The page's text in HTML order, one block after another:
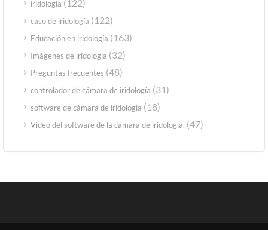
iridología (122)
caso de iridología (122)
Educación en iridología (163)
Imágenes de iridologia (32)
Preguntas frecuentes (48)
controlador de cámara de iridología (31)
software de cámara de iridología (18)
Vídeo del software de la cámara de iridología. (47)